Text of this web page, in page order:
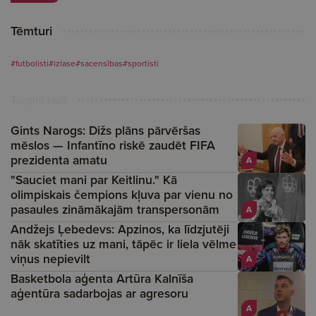
Tēmturi
#futbolisti#izlase#sacensības#sportisti
A
Gints Narogs: Dižs plāns pārvēršas
mēslos — Infantīno riskē zaudēt FIFA
prezidenta amatu
A
"Sauciet mani par Keitlinu." Kā
olimpiskais čempions kļuva par vienu no
pasaules zināmākajām transpersonām
A
Andžejs Ļebedevs: Apzinos, ka līdzjutēji
nāk skatīties uz mani, tāpēc ir liela vēlme
viņus nepievilt
A
Basketbola aģenta Artūra Kalnīša
aģentūra sadarbojas ar agresoru